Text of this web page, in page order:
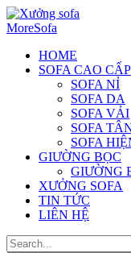
HOME
SOFA CAO CẤP
SOFA NỈ
SOFA DA
SOFA VẢI
SOFA
SOFA
GIƯỜNG BỌC
GIƯỜNG
XƯỞNG SOFA
TIN TỨC
LIÊN HỆ